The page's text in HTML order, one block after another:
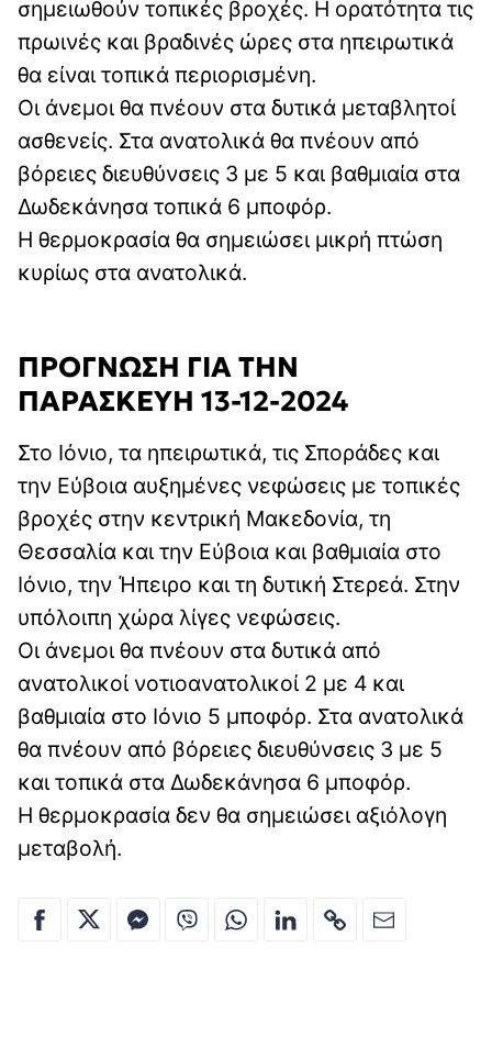
σημειωθούν τοπικές βροχές. Η ορατότητα τις
πρωινές και βραδινές ώρες στα ηπειρωτικά
θα είναι τοπικά περιορισμένη.
Οι άνεμοι θα πνέουν στα δυτικά μεταβλητοί
ασθενείς. Στα ανατολικά θα πνέουν από
βόρειες διευθύνσεις 3 με 5 και βαθμιαία στα
Δωδεκάνησα τοπικά 6 μποφόρ.
Η θερμοκρασία θα σημειώσει μικρή πτώση
κυρίως στα ανατολικά.
ΠΡΟΓΝΩΣΗ ΓΙΑ ΤΗΝ
ΠΑΡΑΣΚΕΥΗ 13-12-2024
Στο Ιόνιο, τα ηπειρωτικά, τις Σποράδες και
την Εύβοια αυξημένες νεφώσεις με τοπικές
βροχές στην κεντρική Μακεδονία, τη
Θεσσαλία και την Εύβοια και βαθμιαία στο
Ιόνιο, την Ήπειρο και τη δυτική Στερεά. Στην
υπόλοιπη χώρα λίγες νεφώσεις.
Οι άνεμοι θα πνέουν στα δυτικά από
ανατολικοί νοτιοανατολικοί 2 με 4 και
βαθμιαία στο Ιόνιο 5 μποφόρ. Στα ανατολικά
θα πνέουν από βόρειες διευθύνσεις 3 με 5
και τοπικά στα Δωδεκάνησα 6 μποφόρ.
Η θερμοκρασία δεν θα σημειώσει αξιόλογη
μεταβολή.